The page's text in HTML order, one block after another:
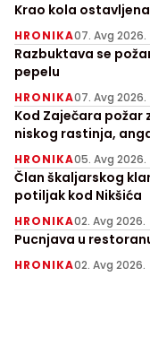
Krao kola
HRONIKA07. Avg 2026.
Razbuktava se
pepelu
HRONIKA07. Avg 2026.
Kod Zaječara požar
niskog rastinja,
HRONIKA05. Avg 2026.
Član škaljarskog
potiljak kod Nikšića
HRONIKA02. Avg 2026.
Pucnjava u
HRONIKA02. Avg 2026.